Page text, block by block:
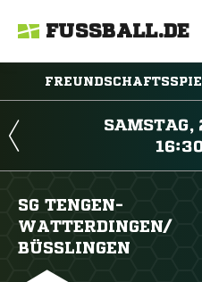
FUSSBALL.DE

SG TENGEN-
WATTERDINGEN/​
BÜSSLINGEN